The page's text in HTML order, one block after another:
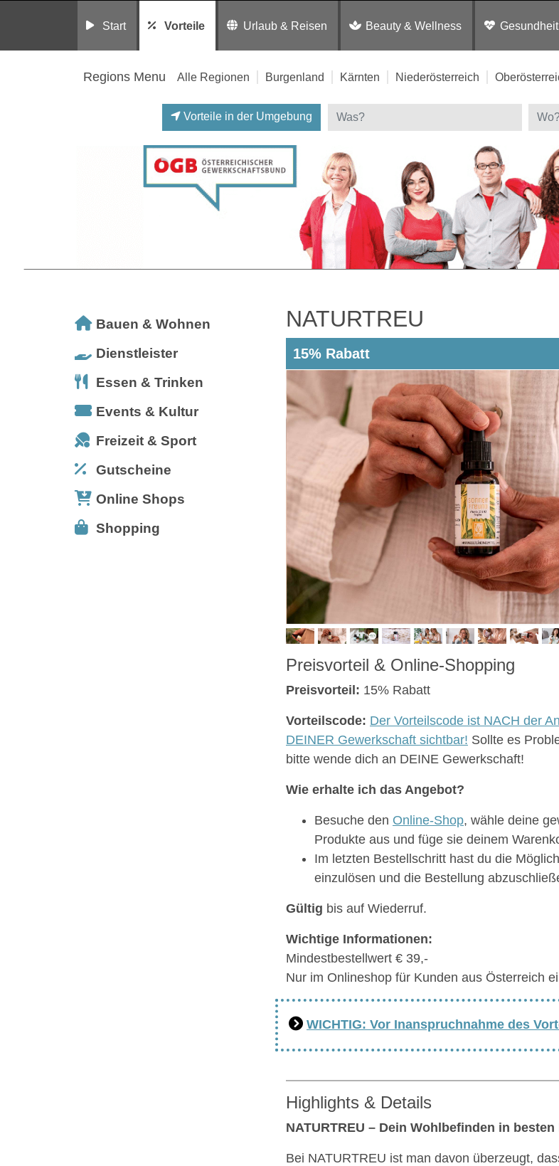
Start Vorteile Urlaub & Reisen Beauty & Wellness
Regions Menu Alle Regionen Burgenland Kärnten Niederösterreich
Vorteile in der Umgebung
Bauen & Wohnen
Dienstleister
Essen & Trinken
Events & Kultur
Freizeit & Sport
Gutscheine
Online Shops
Shopping
NATURTREU
15% Rabatt
Preisvorteil & Online-Shopping
Preisvorteil: 15% Rabatt
Vorteilscode: Der Vorteilscode ist NACH der
DEINER Gewerkschaft sichtbar! Sollte es
bitte wende dich an DEINE Gewerkschaft!
Wie erhalte ich das Angebot?
Besuche den Online-Shop, wähle deine
Produkte aus und füge sie deinem
Im letzten Bestellschritt hast du die
einzulösen und die Bestellung
Gültig bis auf Wiederruf.
Wichtige Informationen:
Mindestbestellwert € 39,-
Nur im Onlineshop für Kunden aus Österreich
WICHTIG: Vor Inanspruchnahme des
Highlights & Details
NATURTREU – Dein Wohlbefinden in besten
Bei NATURTREU ist man davon überzeugt,